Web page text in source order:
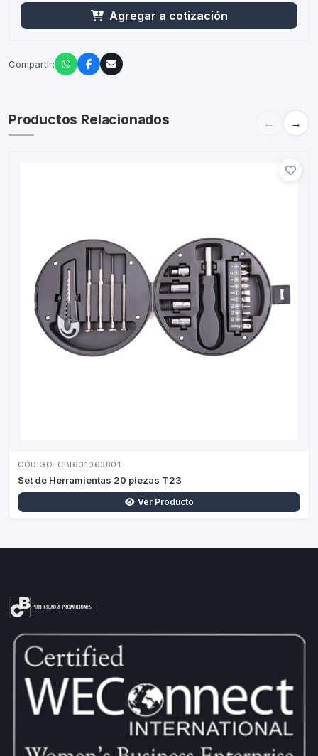
Agregar a cotización
Compartir:
Productos Relacionados ← →
CÓDIGO: CBI601063801
Set de Herramientas 20 piezas T23
Ver Producto